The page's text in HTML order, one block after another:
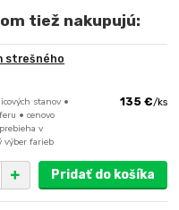
tiež nakupujú:
strešného
stanov •
• cenovo
v
výber farieb
135 €/ks
Pridať do košíka